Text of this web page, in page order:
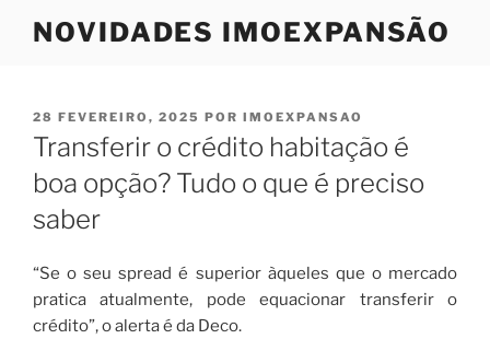
NOVIDADES IMOEXPANSÃO
PUBLICADO
EM
28 FEVEREIRO, 2025 POR IMOEXPANSAO
Transferir o crédito habitação é
boa opção? Tudo o que é preciso
saber
“Se o seu spread é superior àqueles que o mercado
pratica atualmente, pode equacionar transferir o
crédito”, o alerta é da Deco.